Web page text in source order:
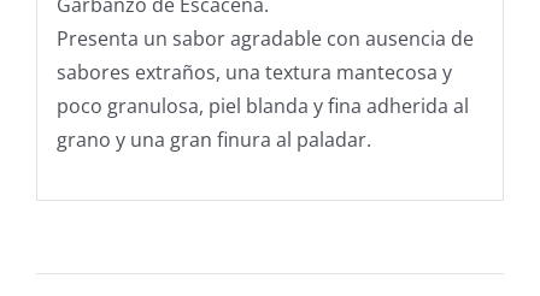
Presenta un sabor agradable con ausencia de
sabores extraños, una textura mantecosa y
poco granulosa, piel blanda y fina adherida al
grano y una gran finura al paladar.